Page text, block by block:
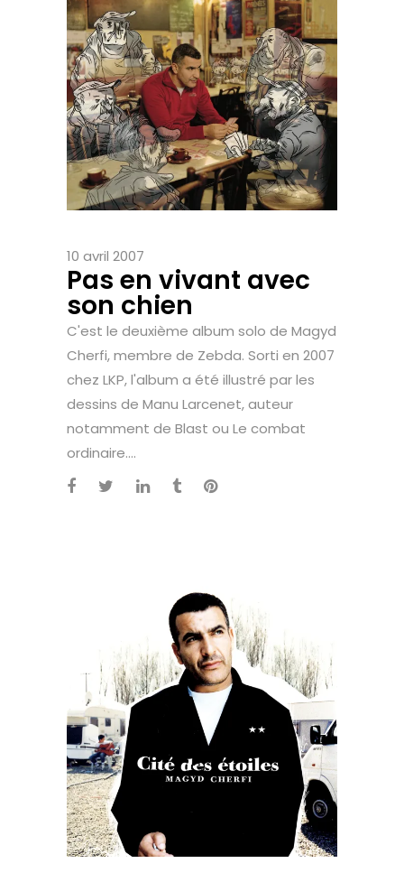
10 avril 2007
Pas en vivant avec
son chien
C'est le deuxième album solo de Magyd
Cherfi, membre de Zebda. Sorti en 2007
chez LKP, l'album a été illustré par les
dessins de Manu Larcenet, auteur
notamment de Blast ou Le combat
ordinaire....